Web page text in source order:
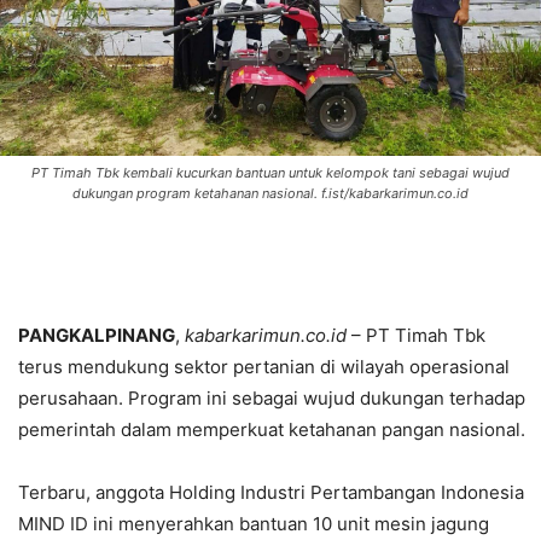
PT Timah Tbk kembali kucurkan bantuan untuk kelompok tani sebagai wujud
dukungan program ketahanan nasional. f.ist/kabarkarimun.co.id
PANGKALPINANG, kabarkarimun.co.id – PT Timah Tbk
terus mendukung sektor pertanian di wilayah operasional
perusahaan. Program ini sebagai wujud dukungan terhadap
pemerintah dalam memperkuat ketahanan pangan nasional.
Terbaru, anggota Holding Industri Pertambangan Indonesia
MIND ID ini menyerahkan bantuan 10 unit mesin jagung